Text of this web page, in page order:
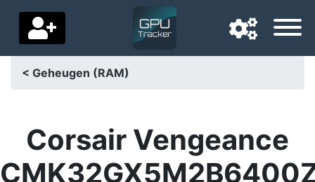
Favoriete bezorgland
Startpagina
< Geheugen (RAM)
Corsair Vengeance